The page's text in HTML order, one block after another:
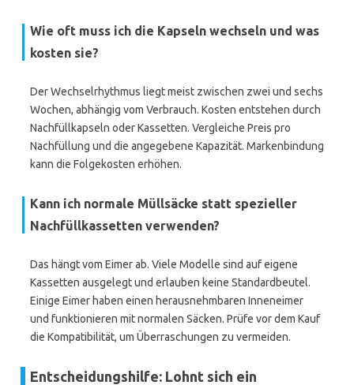
Wie oft muss ich die Kapseln wechseln und was
kosten sie?
Der Wechselrhythmus liegt meist zwischen zwei und sechs
Wochen, abhängig vom Verbrauch. Kosten entstehen durch
Nachfüllkapseln oder Kassetten. Vergleiche Preis pro
Nachfüllung und die angegebene Kapazität. Markenbindung
kann die Folgekosten erhöhen.
Kann ich normale Müllsäcke statt spezieller
Nachfüllkassetten verwenden?
Das hängt vom Eimer ab. Viele Modelle sind auf eigene
Kassetten ausgelegt und erlauben keine Standardbeutel.
Einige Eimer haben einen herausnehmbaren Inneneimer
und funktionieren mit normalen Säcken. Prüfe vor dem Kauf
die Kompatibilität, um Überraschungen zu vermeiden.
Entscheidungshilfe: Lohnt sich ein